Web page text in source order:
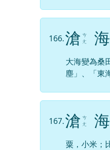
166.滄 ㄘ
ㄤ
海
大海變為桑
塵」、「東
167.滄 ㄘ
ㄤ
海
粟，小米；